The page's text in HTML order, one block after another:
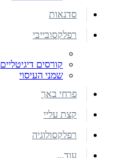
סדנאות
רפלקסובייבי
קורסים דיגיטליים
שמני העיסוי
פרחי באך
קצת עליי
רפלקסולוגיה
עוד...